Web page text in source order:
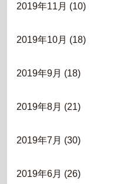
2019年11月 (10)
2019年10月 (18)
2019年9月 (18)
2019年8月 (21)
2019年7月 (30)
2019年6月 (26)